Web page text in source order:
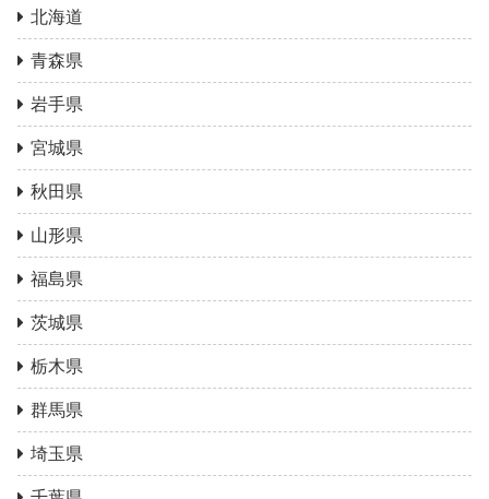
北海道
青森県
岩手県
宮城県
秋田県
山形県
福島県
茨城県
栃木県
群馬県
埼玉県